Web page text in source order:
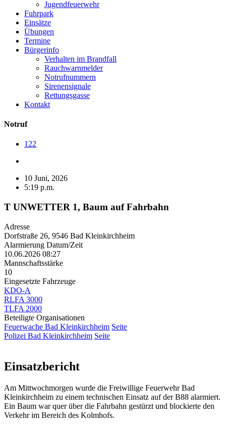
Jugendfeuerwehr
Fuhrpark
Einsätze
Übungen
Termine
Bürgerinfo
Verhalten im Brandfall
Rauchwarnmelder
Notrufnummern
Sirenensignale
Rettungsgasse
Kontakt
Notruf
122
10 Juni, 2026
5:19 p.m.
T UNWETTER 1, Baum auf Fahrbahn
Adresse
Dorfstraße 26, 9546 Bad Kleinkirchheim
Alarmierung Datum/Zeit
10.06.2026 08:27
Mannschaftsstärke
10
Eingesetzte Fahrzeuge
KDO-A
RLFA 3000
TLFA 2000
Beteiligte Organisationen
Feuerwache Bad Kleinkirchheim Seite
Polizei Bad Kleinkirchheim Seite
Einsatzbericht
Am Mittwochmorgen wurde die Freiwillige Feuerwehr Bad
Kleinkirchheim zu einem technischen Einsatz auf der B88 alarmiert.
Ein Baum war quer über die Fahrbahn gestürzt und blockierte den
Verkehr im Bereich des Kolmhofs.